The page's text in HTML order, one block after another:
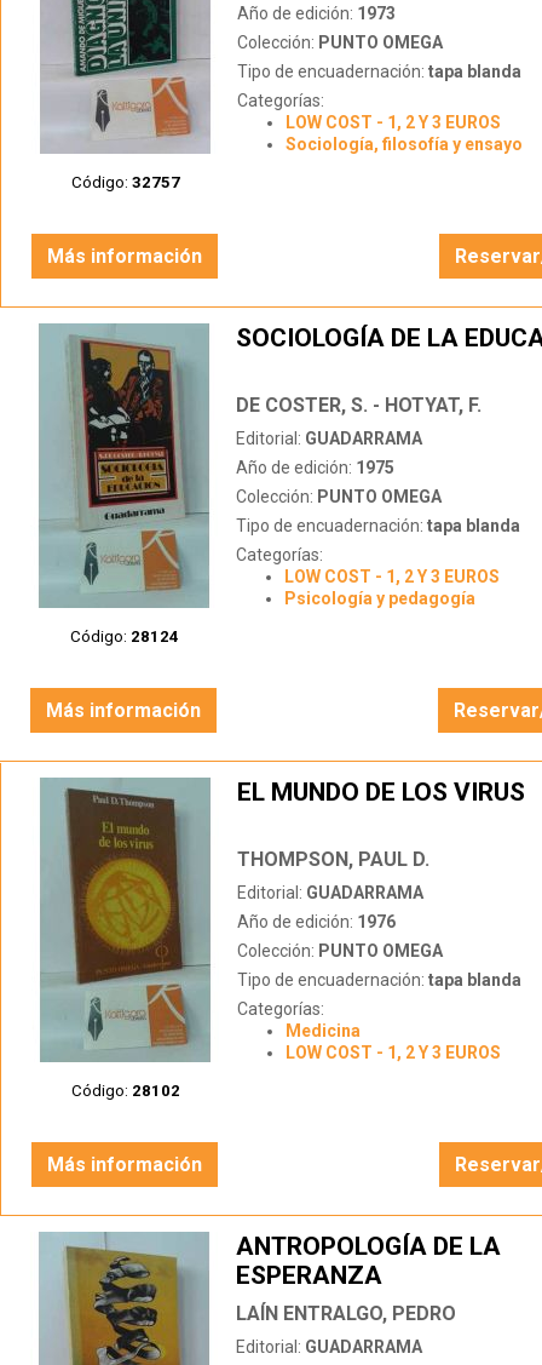
Código: 32757
Año de edición: 1973
Colección: PUNTO OMEGA
Tipo de encuadernación: tapa blanda
Categorías:
LOW COST - 1, 2 Y 3 EUROS
Sociología, filosofía y ensayo
Más información
Código: 28124
SOCIOLOGÍA DE LA
DE COSTER, S. - HOTYAT, F.
Editorial: GUADARRAMA
Año de edición: 1975
Colección: PUNTO OMEGA
Tipo de encuadernación: tapa blanda
Categorías:
LOW COST - 1, 2 Y 3 EUROS
Psicología y pedagogía
Más información
Código: 28102
EL MUNDO DE LOS VIRUS
THOMPSON, PAUL D.
Editorial: GUADARRAMA
Año de edición: 1976
Colección: PUNTO OMEGA
Tipo de encuadernación: tapa blanda
Categorías:
Medicina
LOW COST - 1, 2 Y 3 EUROS
Más información
ANTROPOLOGÍA DE LA
ESPERANZA
LAÍN ENTRALGO, PEDRO
Editorial: GUADARRAMA